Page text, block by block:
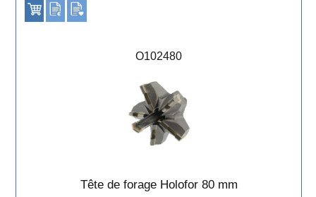
O102480
Tête de forage Holofor 80 mm